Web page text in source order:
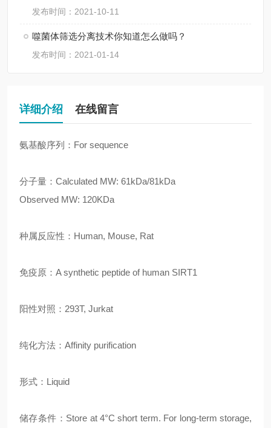
发布时间：2021-10-11
噬菌体筛选分离技术你知道怎么做吗？
发布时间：2021-01-14
详细介绍 在线留言
氨基酸序列：For sequence
分子量：Calculated MW: 61kDa/81kDa
Observed MW: 120KDa
种属反应性：Human, Mouse, Rat
免疫原：A synthetic peptide of human SIRT1
阳性对照：293T, Jurkat
纯化方法：Affinity purification
形式：Liquid
储存条件：Store at 4°C short term. For long-term storage,